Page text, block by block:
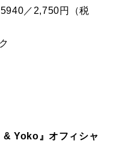
／2,750円（税
Yoko』オフィシャ